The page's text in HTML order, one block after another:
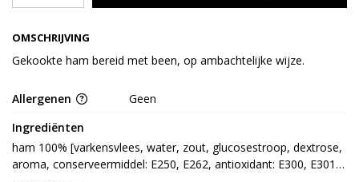
OMSCHRIJVING
Gekookte ham bereid met been, op ambachtelijke wijze.
Allergenen
Geen
Ingrediënten
ham 100% [varkensvlees, water, zout, glucosestroop, dextrose,
aroma, conserveermiddel: E250, E262, antioxidant: E300, E301,